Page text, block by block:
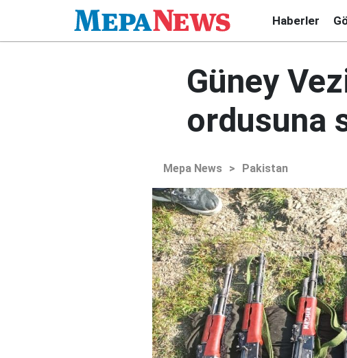
Haberler
Güney
ordusuna
Mepa News > Pakistan